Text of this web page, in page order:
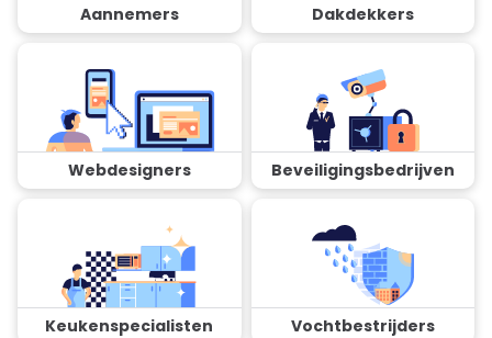
Aannemers Dakdekkers
Webdesigners Beveiligingsbedrijven
Keukenspecialisten Vochtbestrijders